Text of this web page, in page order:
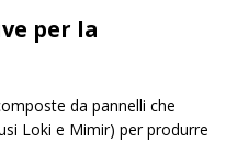
per la
da pannelli che
Loki e Mimir) per produrre